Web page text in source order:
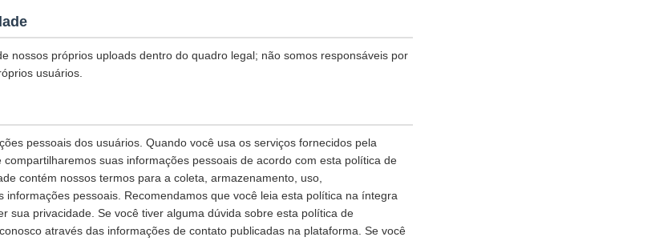
nossos próprios uploads dentro do quadro legal; não somos responsáveis por
usuários.
pessoais dos usuários. Quando você usa os serviços fornecidos pela
suas informações pessoais de acordo com esta política de
contém nossos termos para a coleta, armazenamento, uso,
informações pessoais. Recomendamos que você leia esta política na íntegra
sua privacidade. Se você tiver alguma dúvida sobre esta política de
através das informações de contato publicadas na plataforma. Se você